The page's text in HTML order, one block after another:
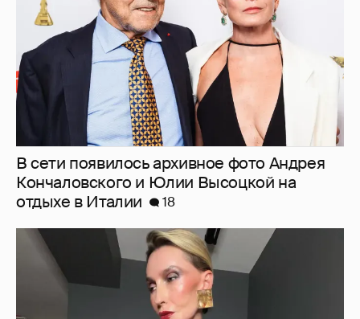
В сети появилось архивное фото Андрея
Кончаловского и Юлии Высоцкой на
отдыхе в Италии
18